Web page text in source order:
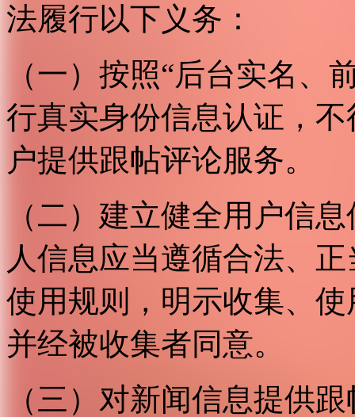
法履行以下义务：
（一）按照“后台实名、
行真实身份信息认证，
户提供跟帖评论服务。
（二）建立健全用户信
人信息应当遵循合法、
使用规则，明示收集、
并经被收集者同意。
（三）对新闻信息提供